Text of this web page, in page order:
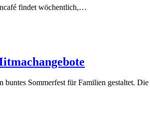
findet wöchentlich,…
buntes Sommerfest für Familien gestaltet.